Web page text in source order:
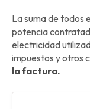
La suma de todos
potencia
electricidad
impuestos y otros
la factura.